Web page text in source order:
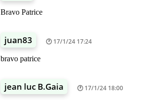
Bravo Patrice
juan83 17/1/24 17:24
bravo patrice
jean luc B.Gaia 17/1/24 18:00